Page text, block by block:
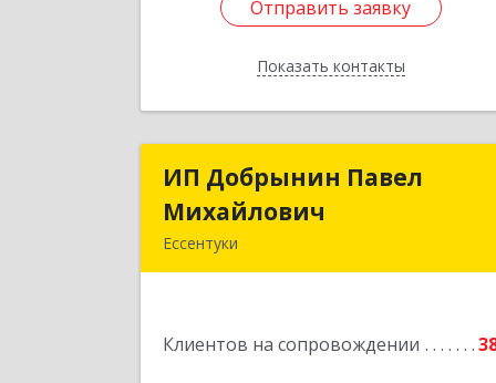
Отправить заявку
Показать контакты
Отправить заявку
Назад
ИП Добрынин Павел
Михайлович
Ессентуки
Клиентов на сопровождении
ИП Добрынин Павел